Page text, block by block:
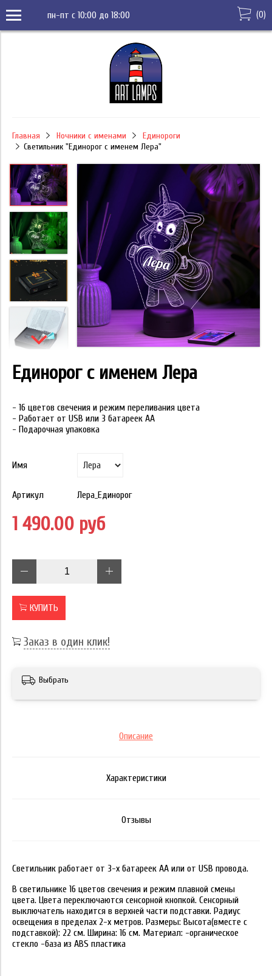
пн-пт с 10:00 до 18:00 (0)
Главная Ночники с именами
Единороги
Светильник "Единорог с именем Лера"
Единорог с именем Лера
- 16 цветов свечения и режим переливания цвета
- Работает от USB или 3 батареек АА
- Подарочная упаковка
Имя
Артикул Лера_Единорог
1 490.00 руб
КУПИТЬ
Заказ в один клик!
Выбрать
Описание
Характеристики
Отзывы
Светильник работает от 3-х батареек АА или от USB провода.
В светильнике 16 цветов свечения и режим плавной смены
цвета. Цвета переключаются сенсорной кнопкой. Сенсорный
выключатель находится в верхней части подставки. Радиус
освещения в пределах 2-х метров. Размеры: Высота(вместе с
подставкой): 22 см. Ширина: 16 см. Материал: -органическое
стекло -база из ABS пластика